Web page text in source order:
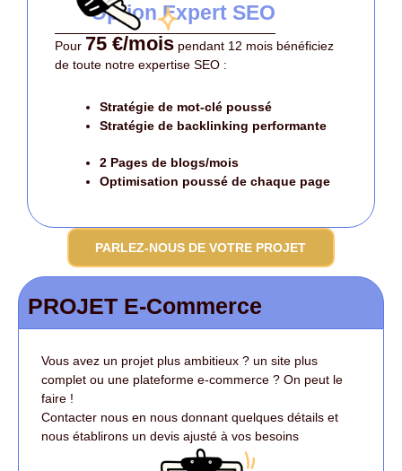
Option Expert SEO
Pour 75 €/mois pendant 12 mois bénéficiez
de toute notre expertise SEO :
Stratégie de mot-clé poussé
Stratégie de backlinking performante
2 Pages de blogs/mois
Optimisation poussé de chaque page
PARLEZ-NOUS DE VOTRE PROJET
PROJET E-Commerce
Vous avez un projet plus ambitieux ? un site plus
complet ou une plateforme e-commerce ? On peut le
faire !
Contacter nous en nous donnant quelques détails et
nous établirons un devis ajusté à vos besoins